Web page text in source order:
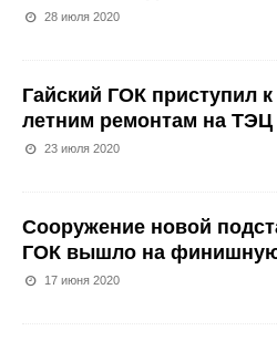
28 июля 2020
Гайский ГОК приступил
летним ремонтам на ТЭЦ
23 июля 2020
Сооружение новой
ГОК вышло на
17 июня 2020